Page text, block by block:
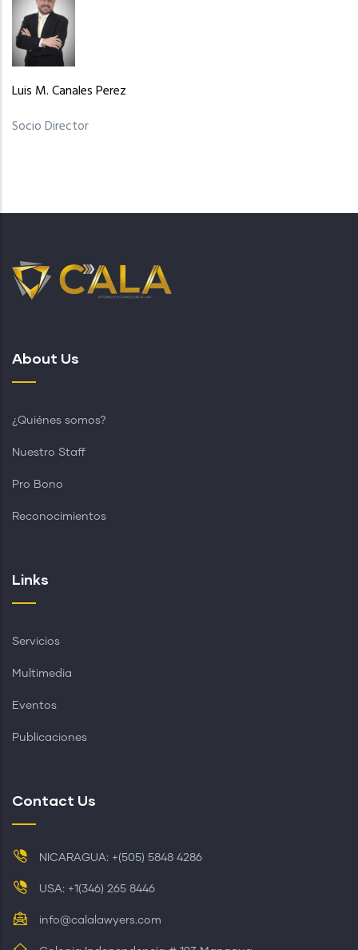
Luis M. Canales Perez
Socio Director
About Us
¿Quiénes somos?
Nuestro Staff
Pro Bono
Reconocimientos
Links
Servicios
Multimedia
Eventos
Publicaciones
Contact Us
NICARAGUA: +(505) 5848 4286
USA: +1(346) 265 8446
info@calalawyers.com